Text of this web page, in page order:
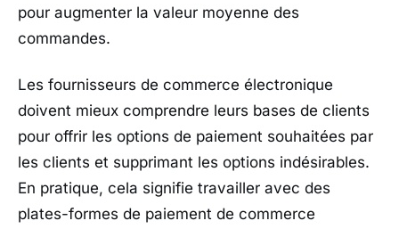
pour augmenter la valeur moyenne des
commandes.
Les fournisseurs de commerce électronique
doivent mieux comprendre leurs bases de clients
pour offrir les options de paiement souhaitées par
les clients et supprimant les options indésirables.
En pratique, cela signifie travailler avec des
plates-formes de paiement de commerce